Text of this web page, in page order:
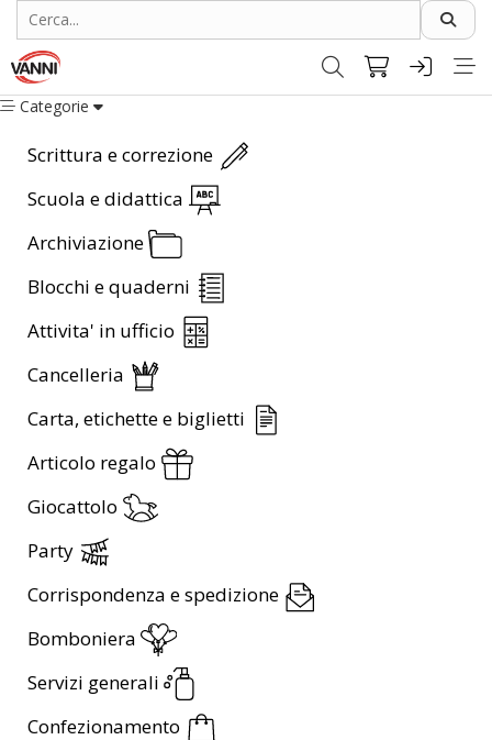
Categorie
Scrittura e correzione
Scuola e didattica
Archiviazione
Blocchi e quaderni
Attivita' in ufficio
Cancelleria
Carta, etichette e biglietti
Articolo regalo
Giocattolo
Party
Corrispondenza e spedizione
Bomboniera
Servizi generali
Confezionamento